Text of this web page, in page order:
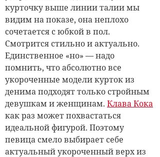
курточку выше линии талии мы
видим на показе, она неплохо
сочетается с юбкой в пол.
Смотрится стильно и актуально.
Единственное «но» — надо
помнить, что абсолютно все
укороченные модели курток из
денима подходят только стройным
девушкам и женщинам. Клава Кока
как раз может похвастаться
идеальной фигурой. Поэтому
певица смело выбирает себе
актуальный укороченный верх из